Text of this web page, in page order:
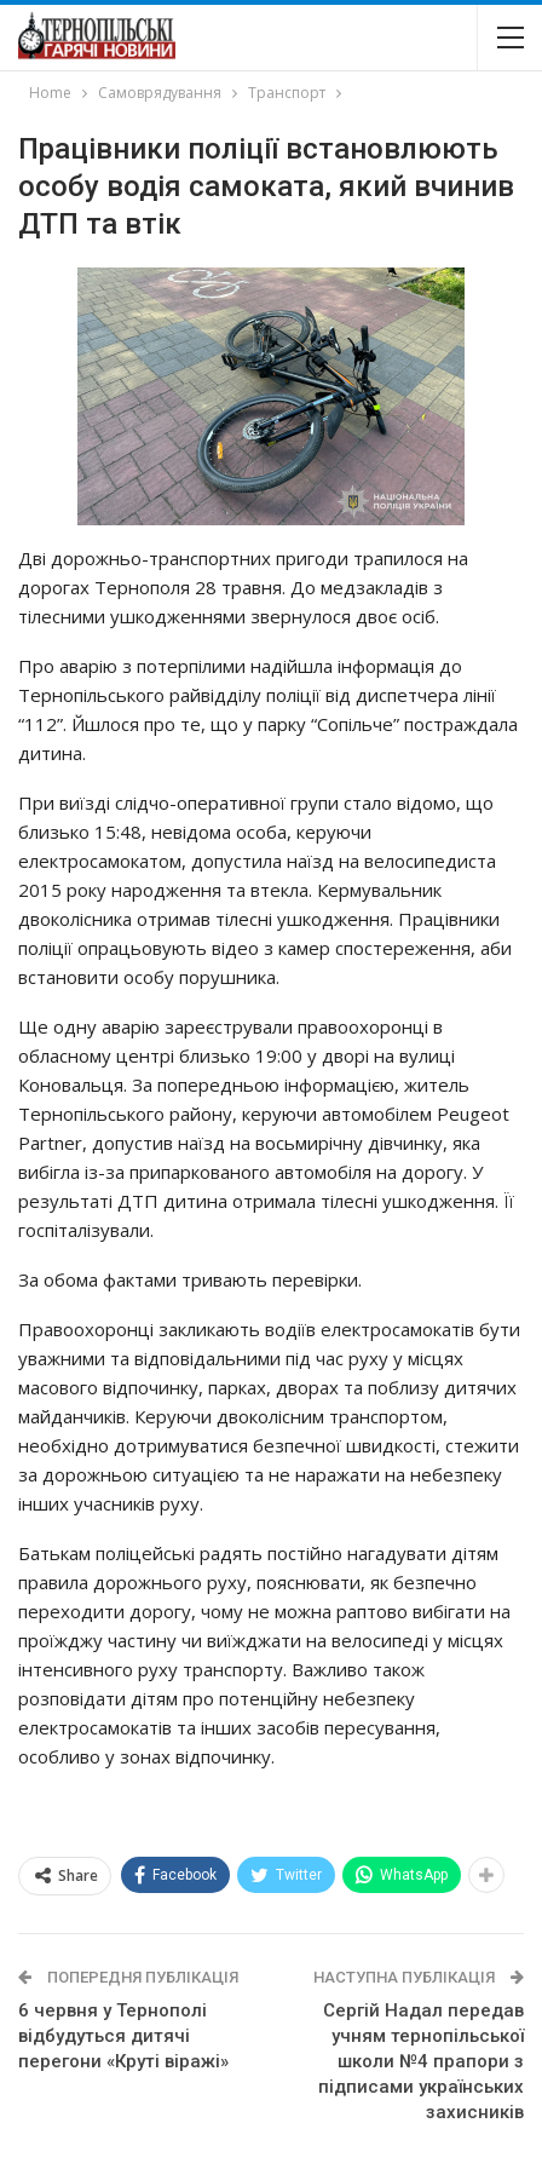
Home Самоврядування Транспорт
Працівники поліції встановлюють
особу водія самоката, який вчинив
ДТП та втік
Дві дорожньо-транспортних пригоди трапилося на
дорогах Тернополя 28 травня. До медзакладів з
тілесними ушкодженнями звернулося двоє осіб.
Про аварію з потерпілими надійшла інформація до
Тернопільського райвідділу поліції від диспетчера лінії
“112”. Йшлося про те, що у парку “Сопільче” постраждала
дитина.
При виїзді слідчо-оперативної групи стало відомо, що
близько 15:48, невідома особа, керуючи
електросамокатом, допустила наїзд на велосипедиста
2015 року народження та втекла. Кермувальник
двоколісника отримав тілесні ушкодження. Працівники
поліції опрацьовують відео з камер спостереження, аби
встановити особу порушника.
Ще одну аварію зареєстрували правоохоронці в
обласному центрі близько 19:00 у дворі на вулиці
Коновальця. За попередньою інформацією, житель
Тернопільського району, керуючи автомобілем Peugeot
Partner, допустив наїзд на восьмирічну дівчинку, яка
вибігла із-за припаркованого автомобіля на дорогу. У
результаті ДТП дитина отримала тілесні ушкодження. Її
госпіталізували.
За обома фактами тривають перевірки.
Правоохоронці закликають водіїв електросамокатів бути
уважними та відповідальними під час руху у місцях
масового відпочинку, парках, дворах та поблизу дитячих
майданчиків. Керуючи двоколісним транспортом,
необхідно дотримуватися безпечної швидкості, стежити
за дорожньою ситуацією та не наражати на небезпеку
інших учасників руху.
Батькам поліцейські радять постійно нагадувати дітям
правила дорожнього руху, пояснювати, як безпечно
переходити дорогу, чому не можна раптово вибігати на
проїжджу частину чи виїжджати на велосипеді у місцях
інтенсивного руху транспорту. Важливо також
розповідати дітям про потенційну небезпеку
електросамокатів та інших засобів пересування,
особливо у зонах відпочинку.
Share Facebook Twitter WhatsApp
ПОПЕРЕДНЯ ПУБЛІКАЦІЯ
6 червня у Тернополі
відбудуться дитячі
перегони «Круті віражі»
НАСТУПНА ПУБЛІКАЦІЯ
Сергій Надал передав
учням тернопільської
школи №4 прапори з
підписами українських
захисників